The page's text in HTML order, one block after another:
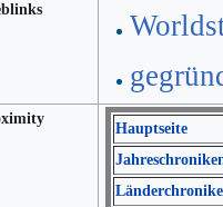
Hauptseite